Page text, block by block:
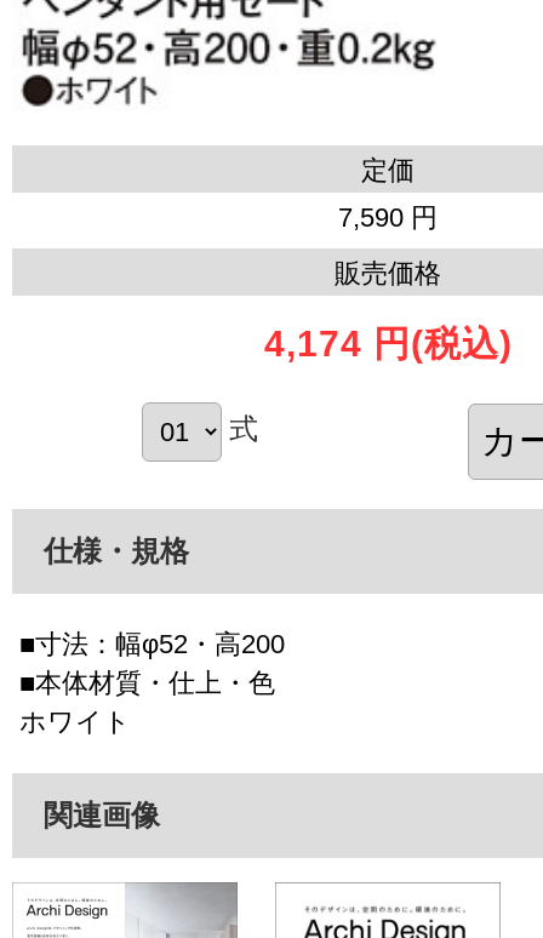
定価
7,590 円
販売価格
4,174 円 (税込)
式
仕様・規格
■寸法：幅φ52・高200
■本体材質・仕上・色
ホワイト
関連画像